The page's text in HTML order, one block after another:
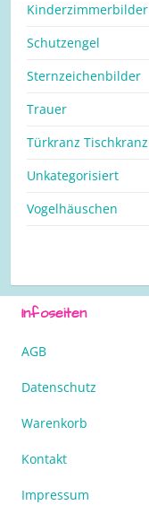
Kinderzimmerbilder
Schutzengel
Sternzeichenbilder
Trauer
Türkranz Tischkranz
Unkategorisiert
Vogelhäuschen
Infoseiten
AGB
Datenschutz
Warenkorb
Kontakt
Impressum